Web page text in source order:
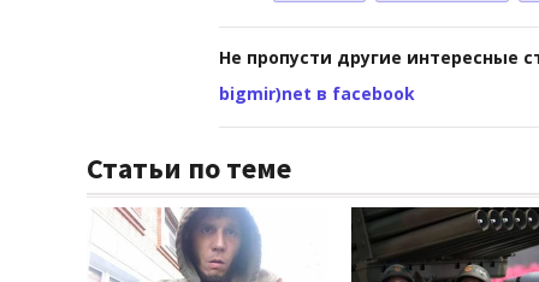
Не пропусти другие интересные
bigmir)net в facebook
Статьи по теме